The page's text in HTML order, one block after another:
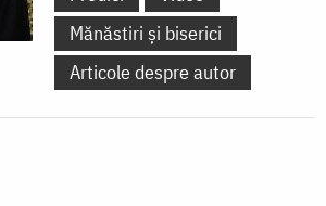
Mănăstiri și biserici
Articole despre autor